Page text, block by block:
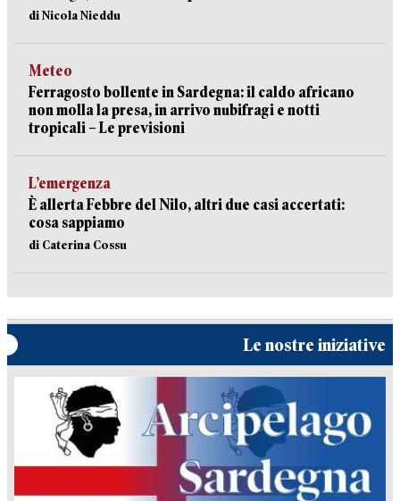
di Nicola Nieddu
Meteo
Ferragosto bollente in Sardegna: il caldo africano
non molla la presa, in arrivo nubifragi e notti
tropicali – Le previsioni
L’emergenza
È allerta Febbre del Nilo, altri due casi accertati:
cosa sappiamo
di Caterina Cossu
Le nostre iniziative